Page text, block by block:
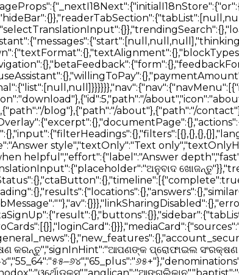
ଇଛା ନାହିଁ"}}},"modals":{"notifications":{"empty":{}},"notificationDetail":{},"login":{"providers":{},"placeholders":{},"message":{}},"accountDelete":{},"deleteHistoryItem":{},"deleteNoteItem":{},"deleteTranslation":{},"shareSearchHistory":{},"versionMismatch":{},"sessionExpired":{},"buttons":{"delete":{},"confirm":{},"submit":{}}},"connectivityToast":{},"cookieMessage":{"actions":{}},"seo":{"knowsAbout":[null,null,null,null,null,null,null,null],"faq":{"home":[{},{},{}],"bible":[{},{},{}]}},"chatThread":{"searching":"ପବିତ୍ର ଶାସ୍ତ୍ର ଖୋଜିବାରେ...","answering":"ଉତ୍ତର ଲିଖିତ ହେଉଛି...","placeholder":"ଏକ ପରବର୍ତ୍ତୀ ପ୍ରଶ୍ନ ପଚାରନ୍ତୁ…","send":"ପଠାଅ","actions":{"stop":"ରର୍ଥା","regenerate":"ପୁନର୍ଜାତ","copy":"ନକଲ","retry":"ପୁନରାବୃତ୍ତି"},"errors":{"generic":"କିଛି ଭୁଲ ହୋଇଛି। ଆପଣ ଏହି ପ୍ରଶ୍ନଟି ପୁନର୍ବାର ପ୍ରୟାସ କରିପାରିବେ।","sessionLost":"ଏହି କଥାବାତ୍ତା ସମୟ ସୀମା ପୂରଣ କରିବାରୁ ବଢିଗିଲି। ଦୟାକରି ପୁନର୍ବାର ପଚାରନ୍ତୁ।"}},"localeSwitcher":{"searchPlaceholder":"ଭାଷା ଖୋଜନ୍ତୁ"}}}},"en-US":{"bible":{"page":{"head":{"title":"Bible AI Bible reader with search, books, articles and voice","description":"Read the bible using AI and search books, study plans, articles using your voice"},"bibleReader":{"title":"Bible","bookSelect":{"placeholder":"Select Book"},"chapterSelect":{"placeholder":"Select Chapter"},"errors":{"chapterLoading":"Error loading chapter. Resolving...","offline":"You're offline. Download a Bible translation before going offline to read it here."},"sidebarViewPicker":{"heading":"Select a view","showBar":{"title":"Show Bar","description":"Always show"},"hideBar":{"title":"Hide Bar","description":"Only show when a verse is selected"}},"readerTabSection":{"tabList":["Search","Verses","Notes","Bookmarks"],"searchBlock":{"tabList":["Verses","Articles","Books","Docs","Media"],"heading":"Discover The Most Advanced Bible Search Engine","logo":{"title":"Bible AI Search Engine Logo"},"betaTag":"Beta","input":{"placeholder":"Ask Bible AI"},"translationSelector":{"title":"Translation","selectTranslationInput":{"placeholder":"Select Translation"}},"trendingSearch":{"title":"Explore Trending Searches"},"loading":{"articles":"Loading Articles","books":"Loading Books"},"answering":"Drafting answer…","messages":{"searchError":"An error occurred. Please try again"},"introCards":{"navigate":{"title":"Navigate the bible using {type}","text":"Go to Matthew 1","inputTypes":{"text":"text","voice":"your voice"}},"question":{"title":"Ask any question relevant to the Bible","text":"Who is Jesus and why did he die?"},"goToVerse":{"title":"Go directly to the verses","text":"Click on assistant responses to navigate the Bible"},"selectVerse":{"title":"Select a verse to begin","text":"Click on a verse